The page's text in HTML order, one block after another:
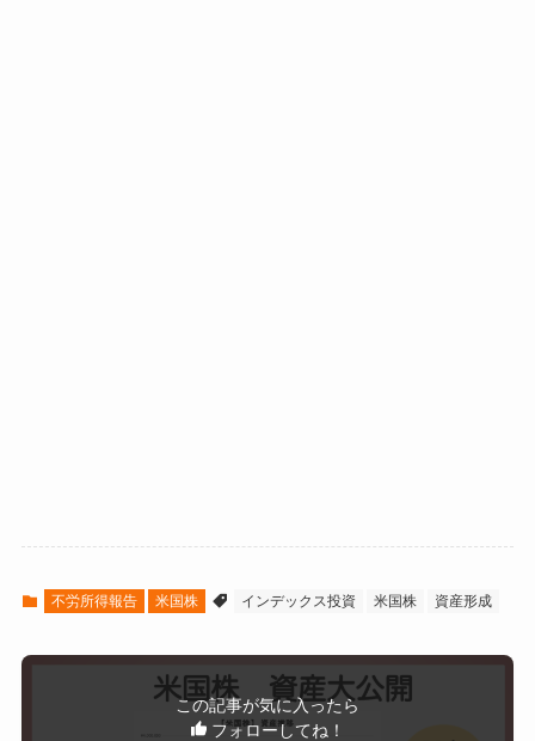
不労所得報告 米国株 インデックス投資 米国株 資産形成
この記事が気に入ったら
フォローしてね！